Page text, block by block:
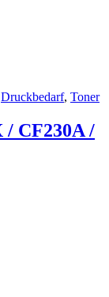
Druckbedarf, Toner
/ CF230A /